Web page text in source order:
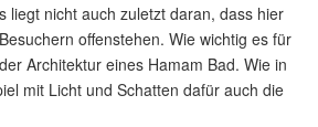
liegt nicht auch zuletzt daran, dass hier
offenstehen. Wie wichtig es für
Architektur eines Hamam Bad. Wie in
mit Licht und Schatten dafür auch die